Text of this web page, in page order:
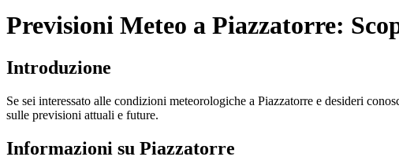
Previsioni Meteo a Piazzatorre:
Introduzione
Se sei interessato alle condizioni meteorologiche a Piazzatorre e desideri
sulle previsioni attuali e future.
Informazioni su Piazzatorre